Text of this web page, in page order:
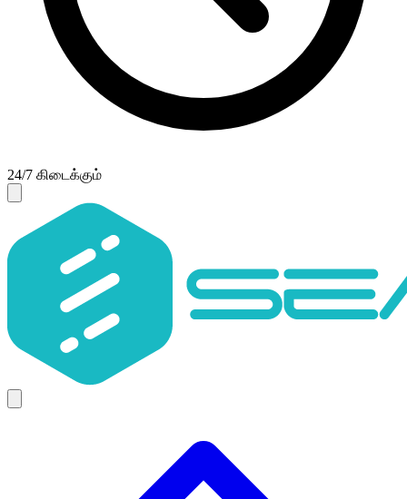
24/7 கிடைக்கும்